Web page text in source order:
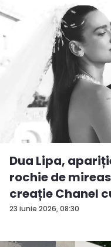
23 iunie 2026, 08:30
Dua Lipa,
rochie de
creație Chanel